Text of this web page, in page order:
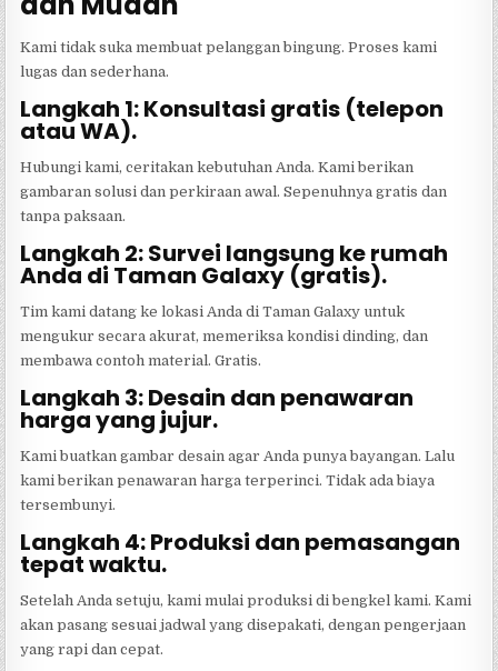
Kami tidak suka membuat pelanggan bingung. Proses kami
lugas dan sederhana.
Langkah 1: Konsultasi gratis (telepon
atau WA).
Hubungi kami, ceritakan kebutuhan Anda. Kami berikan
gambaran solusi dan perkiraan awal. Sepenuhnya gratis dan
tanpa paksaan.
Langkah 2: Survei langsung ke rumah
Anda di Taman Galaxy (gratis).
Tim kami datang ke lokasi Anda di Taman Galaxy untuk
mengukur secara akurat, memeriksa kondisi dinding, dan
membawa contoh material. Gratis.
Langkah 3: Desain dan penawaran
harga yang jujur.
Kami buatkan gambar desain agar Anda punya bayangan. Lalu
kami berikan penawaran harga terperinci. Tidak ada biaya
tersembunyi.
Langkah 4: Produksi dan pemasangan
tepat waktu.
Setelah Anda setuju, kami mulai produksi di bengkel kami. Kami
akan pasang sesuai jadwal yang disepakati, dengan pengerjaan
yang rapi dan cepat.